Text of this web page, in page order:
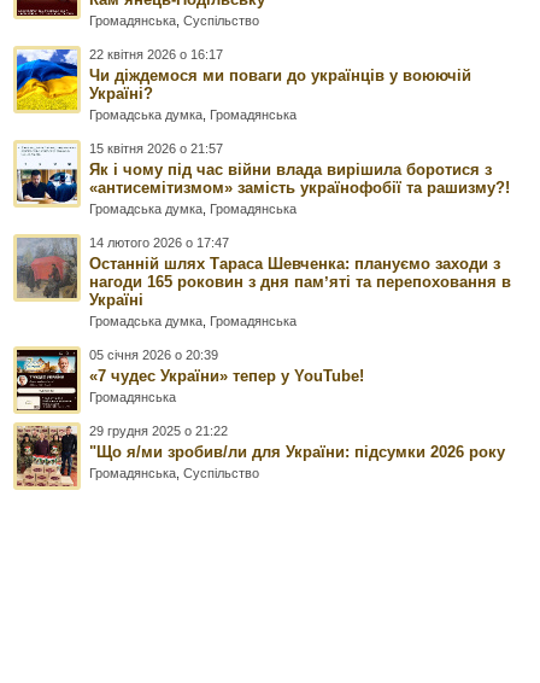
Громадянська ,Суспільство
22 квітня 2026 о 16:17
Чи діждемося ми поваги до українців у воюючій
Україні?
Громадська думка Громадянська
15 квітня 2026 о 21:57
Як і чому під час війни влада вирішила боротися з
«антисемітизмом» замість українофобії та рашизму?!
Громадська думка Громадянська
14 лютого 2026 о 17:47
Останній шлях Тараса Шевченка: плануємо заходи з
нагоди 165 роковин з дня памʼяті та перепоховання в
Україні
Громадська думка Громадянська
05 січня 2026 о 20:39
«7 чудес України» тепер у YouTube!
Громадянська
29 грудня 2025 о 21:22
"Що я/ми зробив/ли для України: підсумки 2026 року
Громадянська ,Суспільство